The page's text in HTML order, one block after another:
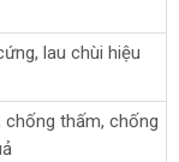
lau chùi hiệu
chống thấm, chống